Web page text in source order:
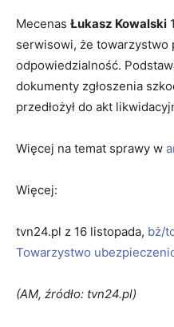
Mecenas Łukasz Kowalski
serwisowi, że towarzystwo
odpowiedzialność.
dokumenty zgłoszenia
przedłożył do akt
Więcej na temat sprawy w
Więcej:
tvn24.pl z 16 listopada, bż/
Towarzystwo
(AM, źródło: tvn24.pl)